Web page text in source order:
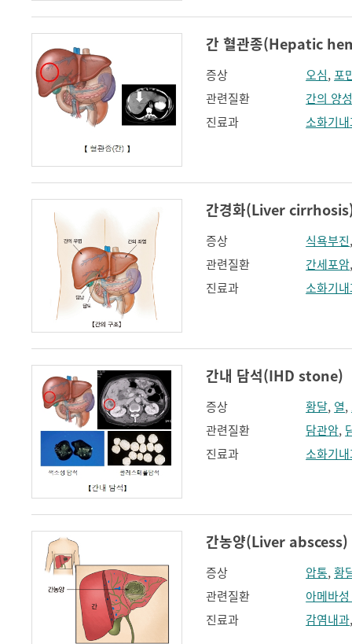
간 혈관종(Hepatic
증상 오심,포
관련질환
간의 양
진료과
소화기
간경화(Liver
증상 식욕부진
관련질환
간세포암
진료과
소화기
간내 담석(IHD stone)
증상 황달, 열,
관련질환
담관암,
진료과
소화기
간농양(Liver abscess)
증상 압통,황
관련질환
아메바
진료과
감염내과